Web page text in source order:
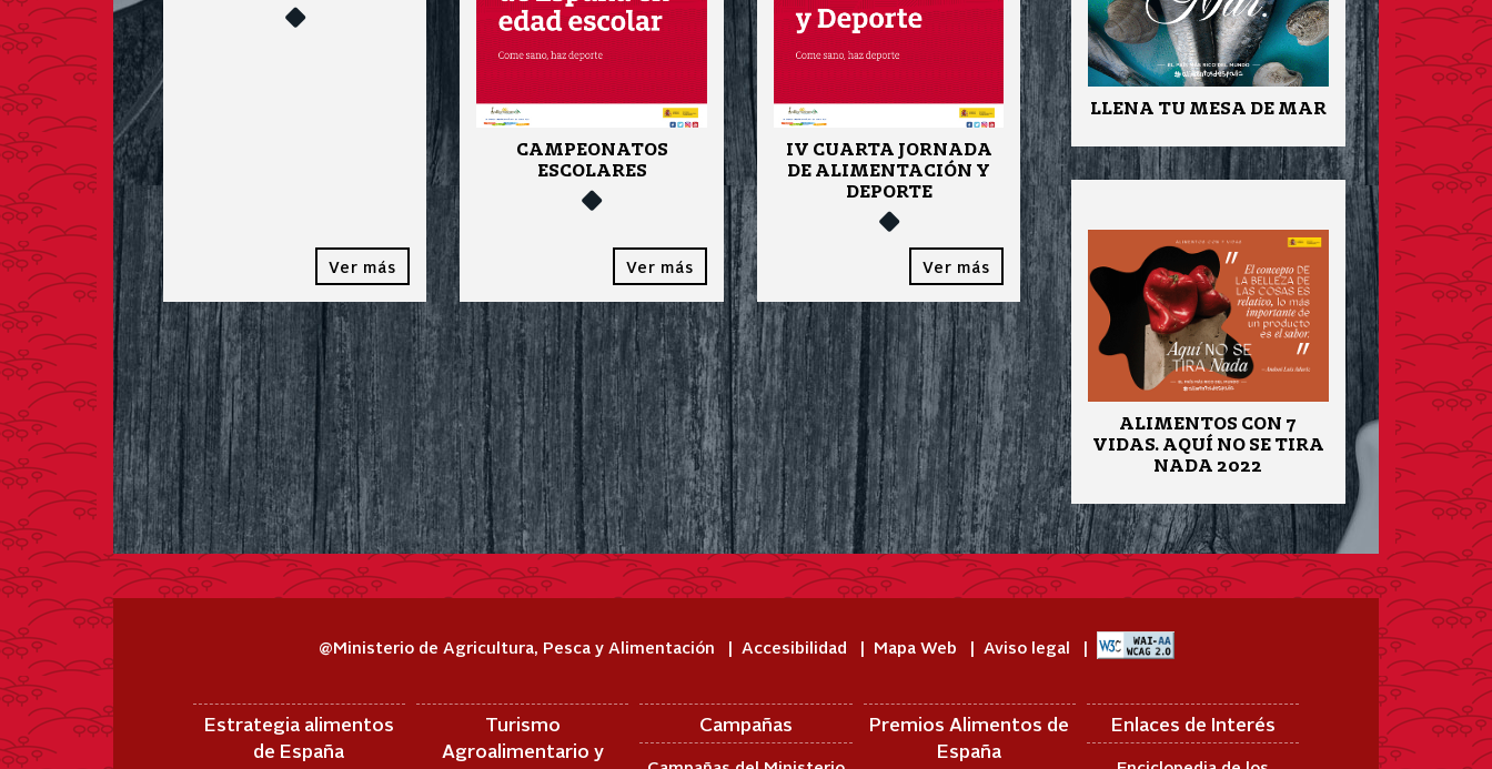
Ver más
CAMPEONATOS
ESCOLARES
Ver más
IV CUARTA JORNADA
DE ALIMENTACIÓN Y
DEPORTE
Ver más
LLENA TU MESA DE MAR
ALIMENTOS CON 7
VIDAS. AQUÍ NO SE TIRA
NADA 2022
@Ministerio de Agricultura, Pesca y Alimentación Accesibilidad Mapa Web Aviso legal
Estrategia alimentos
de España
Turismo
Agroalimentario y
Campañas
Premios Alimentos de
España
Enlaces de Interés